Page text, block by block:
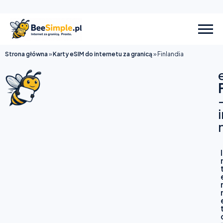
Strona główna»Karty eSIM do internetu za granicą» Finlandia
I
r